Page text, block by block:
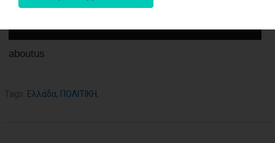
aboutus
Tags: Ελλάδα, ΠΟΛΙΤΙΚΗ,